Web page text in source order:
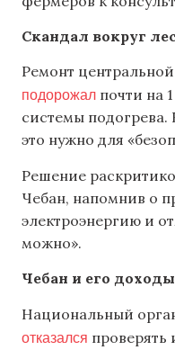
Скандал вокруг
Ремонт
подорожал почти на
системы подогрева.
это нужно для
Решение
Чебан, напомнив о
электроэнергию и
можно».
Чебан и его доходы
Национальный
отказался проверять